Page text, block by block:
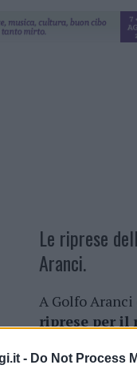
- Do Not Process
Le riprese
Aranci.
A Golfo
riprese per il
spiaggia di